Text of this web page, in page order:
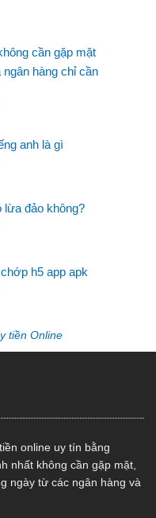
cần gặp mặt
ngân hàng chỉ cần
anh là gì
lừa đảo không?
h5 app apk
tiền Online
online uy tín bằng
nhất không cần gặp mặt,
ngày từ các ngân hàng và